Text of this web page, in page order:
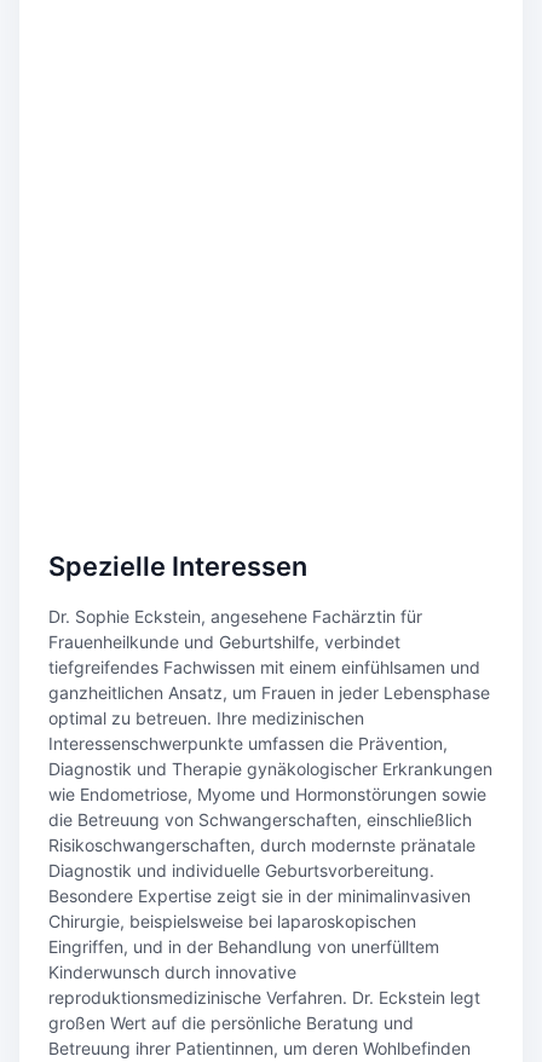
Spezielle Interessen
Dr. Sophie Eckstein, angesehene Fachärztin für
Frauenheilkunde und Geburtshilfe, verbindet
tiefgreifendes Fachwissen mit einem einfühlsamen und
ganzheitlichen Ansatz, um Frauen in jeder Lebensphase
optimal zu betreuen. Ihre medizinischen
Interessenschwerpunkte umfassen die Prävention,
Diagnostik und Therapie gynäkologischer Erkrankungen
wie Endometriose, Myome und Hormonstörungen sowie
die Betreuung von Schwangerschaften, einschließlich
Risikoschwangerschaften, durch modernste pränatale
Diagnostik und individuelle Geburtsvorbereitung.
Besondere Expertise zeigt sie in der minimalinvasiven
Chirurgie, beispielsweise bei laparoskopischen
Eingriffen, und in der Behandlung von unerfülltem
Kinderwunsch durch innovative
reproduktionsmedizinische Verfahren. Dr. Eckstein legt
großen Wert auf die persönliche Beratung und
Betreuung ihrer Patientinnen, um deren Wohlbefinden